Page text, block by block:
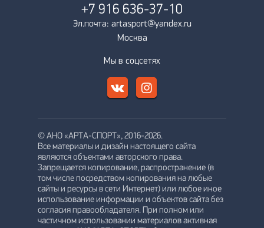
+7 916 636-37-10
Эл.почта: artasport@yandex.ru
Москва
Мы в соцсетях
© АНО «АРТА-СПОРТ», 2016-2026.
Все материалы и дизайн настоящего сайта
являются объектами авторского права.
Запрещается копирование, распространение (в
том числе посредством копирования на любые
сайты и ресурсы в сети Интернет) или любое иное
использование информации и объектов сайта без
согласия правообладателя. При полном или
частичном использовании материалов активная